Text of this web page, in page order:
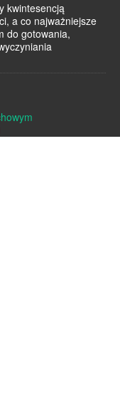
kwintesencją
a co najważniejsze
do gotowania,